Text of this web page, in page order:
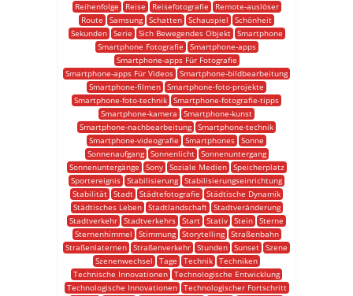
Reihenfolge
Reise Reisefotografie
Remote-auslöser
Route
Samsung Schatten Schauspiel
Schönheit
Sekunden
Serie Sich Bewegendes Objekt
Smartphone
Smartphone Fotografie
Smartphone-apps
Smartphone-apps Für Fotografie
Smartphone-apps Für Videos Smartphone-bildbearbeitung
Smartphone-filmen Smartphone-foto-projekte
Smartphone-foto-technik Smartphone-fotografie-tipps
Smartphone-kamera
Smartphone-kunst
Smartphone-nachbearbeitung Smartphone-technik
Smartphone-videografie
Smartphones Sonne
Sonnenaufgang
Sonnenlicht
Sonnenuntergang
Sonnenuntergänge
Sony Soziale Medien
Speicherplatz
Sportereignis Stabilisierung Stabilisierungseinrichtung
Stabilität Stadt Städtefotografie
Städtische Dynamik
Städtisches Leben
Stadtlandschaft
Stadtveränderung
Stadtverkehr Stadtverkehrs Start Stativ Stein Sterne
Sternenhimmel
Stimmung Storytelling
Straßenbahn
Straßenlaternen Straßenverkehr Stunden Sunset Szene
Szenenwechsel
Tage Technik Techniken
Technische Innovationen Technologische Entwicklung
Technologische Innovationen
Technologischer Fortschritt